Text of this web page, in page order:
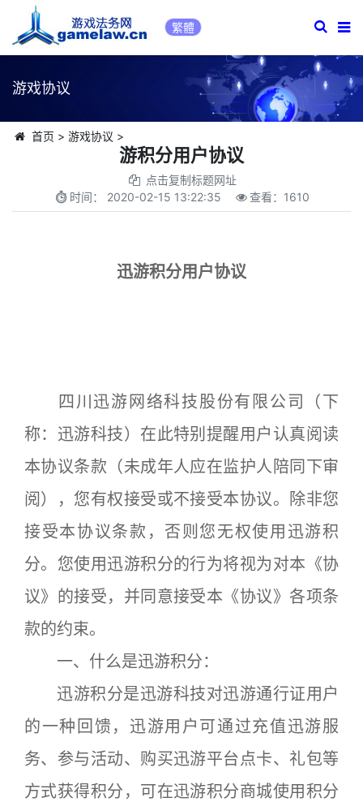
繁體
游戏协议
首页 > 游戏协议 >
游积分用户协议
点击复制标题网址
时间： 2020-02-15 13:22:35 查看： 1610
迅游积分用户协议
四川迅游网络科技股份有限公司（下
称：迅游科技）在此特别提醒用户认真阅读
本协议条款（未成年人应在监护人陪同下审
阅），您有权接受或不接受本协议。除非您
接受本协议条款，否则您无权使用迅游积
分。您使用迅游积分的行为将视为对本《协
议》的接受，并同意接受本《协议》各项条
款的约束。
一、什么是迅游积分：
迅游积分是迅游科技对迅游通行证用户
的一种回馈，迅游用户可通过充值迅游服
务、参与活动、购买迅游平台点卡、礼包等
方式获得积分，可在迅游积分商城使用积分